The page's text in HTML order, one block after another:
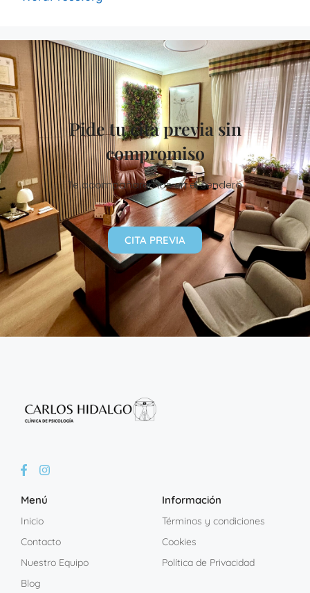
Pide tu cita previa sin
compromiso
Te acompañaremos en el sendero
CITA PREVIA
Menú
Inicio
Contacto
Nuestro Equipo
Blog
Información
Términos y condiciones
Cookies
Política de Privacidad